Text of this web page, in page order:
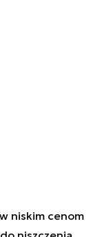
niskim cenom